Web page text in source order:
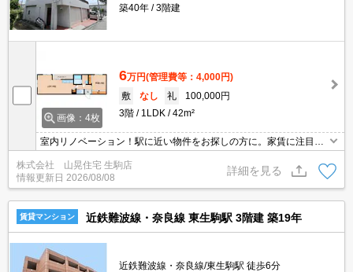
築40年
3階建
画像：4枚
6万円(管理費等：4,000円)
敷
なし 礼
100,000円
3階
1LDK 42m²
室内リノベーション！駅に近い物件をお探しの方に。家賃に注目！
広ーいバルコニーで日当り良好。お部屋も明るく快適ですよ。節約
志向のファミリー様やワンルームでは狭いと言う単身様におスス
メ。一分駅まで徒歩1分で電車に乗車4分の合計5分で生駒駅に着く
ので通勤通学が便利。
株式会社 山晃住宅 生駒店
情報更新日 2026/08/08
詳細を見る
賃貸マンション 近鉄難波線・奈良線 東生駒駅 3階建 築19年
近鉄難波線・奈良線/東生駒駅 徒歩6分